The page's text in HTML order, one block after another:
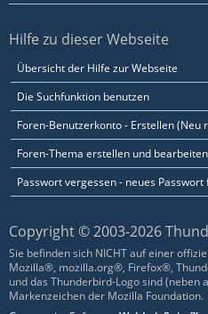
Hilfe zu dieser Webseite
Übersicht der Hilfe zur Webseite
Die Suchfunktion benutzen
Foren-Benutzerkonto - Erstellen (Neu
Foren-Thema erstellen und bearbeiten
Passwort vergessen - neues
Copyright © 2003-2026
Sie befinden sich NICHT auf einer
Mozilla®, mozilla.org®, Firefox®,
und das Thunderbird-Logo sind (neben
Markenzeichen der Mozilla Foundation.